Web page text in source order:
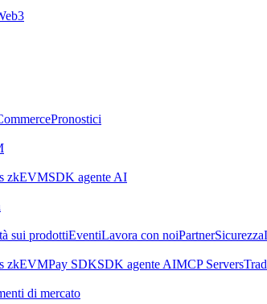
Pronostici
zkEVMSDK agente AI
sui prodottiEventiLavora con noiPartnerSicurezza
zkEVMPay SDKSDK agente AIMCP Servers
di mercato